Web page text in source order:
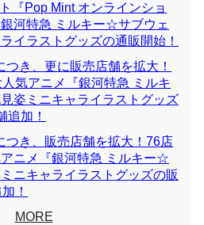
『Pop Mint オンラインショ
河特急 ミルキー☆サブウェ
イラストグッズの通販開始！
つき、更に販売店舗を拡大！
気アニメ『銀河特急 ミルキ
姿ミニキャライラストグッズ
追加！
つき、販売店舗を拡大！76店
ニメ『銀河特急 ミルキー☆
ニキャライラストグッズの販
！
MORE